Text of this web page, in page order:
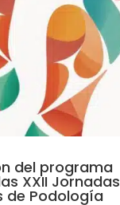
del programa
XXII Jornadas
de Podología